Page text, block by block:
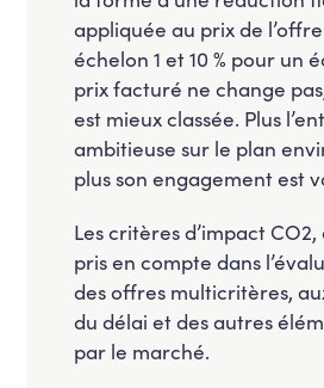
appliquée au prix de
échelon 1 et 10 % pour un
prix facturé ne change
est mieux classée. Plus
ambitieuse sur le plan
plus son engagement est
Les critères d’impact
pris en compte dans
des offres multicritères,
du délai et des autres
par le marché.